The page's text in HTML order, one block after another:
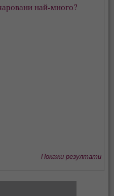
най-много?
Покажи резултати